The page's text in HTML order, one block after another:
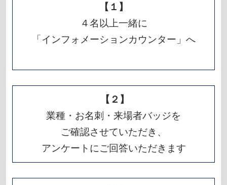
【１】
４名以上一緒に
「インフォメーションカウンター」へ
【２】
業種・お名刺・来場者バッジを
ご確認させていただき、
アンケートにご回答いただきます